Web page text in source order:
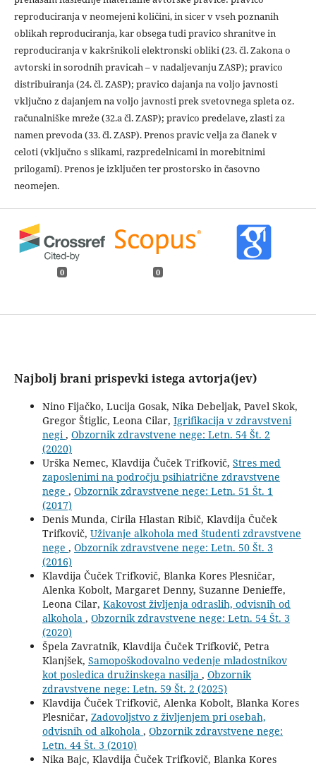
reproduciranja v neomejeni količini, in sicer v vseh poznanih
oblikah reproduciranja, kar obsega tudi pravico shranitve in
reproduciranja v kakršnikoli elektronski obliki (23. čl. Zakona o
avtorski in sorodnih pravicah – v nadaljevanju ZASP); pravico
distribuiranja (24. čl. ZASP); pravico dajanja na voljo javnosti
vključno z dajanjem na voljo javnosti prek svetovnega spleta oz.
računalniške mreže (32.a čl. ZASP); pravico predelave, zlasti za
namen prevoda (33. čl. ZASP). Prenos pravic velja za članek v
celoti (vključno s slikami, razpredelnicami in morebitnimi
prilogami). Prenos je izključen ter prostorsko in časovno
neomejen.
0 0
Najbolj brani prispevki istega avtorja(jev)
Nino Fijačko, Lucija Gosak, Nika Debeljak, Pavel Skok,
Gregor Štiglic, Leona Cilar, Igrifikacija v zdravstveni
negi , Obzornik zdravstvene nege: Letn. 54 Št. 2
(2020)
Urška Nemec, Klavdija Čuček Trifkovič, Stres med
zaposlenimi na področju psihiatrične zdravstvene
nege , Obzornik zdravstvene nege: Letn. 51 Št. 1
(2017)
Denis Munda, Cirila Hlastan Ribič, Klavdija Čuček
Trifkovič, Uživanje alkohola med študenti zdravstvene
nege , Obzornik zdravstvene nege: Letn. 50 Št. 3
(2016)
Klavdija Čuček Trifkovič, Blanka Kores Plesničar,
Alenka Kobolt, Margaret Denny, Suzanne Denieffe,
Leona Cilar, Kakovost življenja odraslih, odvisnih od
alkohola , Obzornik zdravstvene nege: Letn. 54 Št. 3
(2020)
Špela Zavratnik, Klavdija Čuček Trifkovič, Petra
Klanjšek, Samopoškodovalno vedenje mladostnikov
kot posledica družinskega nasilja , Obzornik
zdravstvene nege: Letn. 59 Št. 2 (2025)
Klavdija Čuček Trifkovič, Alenka Kobolt, Blanka Kores
Plesničar, Zadovoljstvo z življenjem pri osebah,
odvisnih od alkohola , Obzornik zdravstvene nege:
Letn. 44 Št. 3 (2010)
Nika Bajc, Klavdija Čuček Trifkovič, Blanka Kores